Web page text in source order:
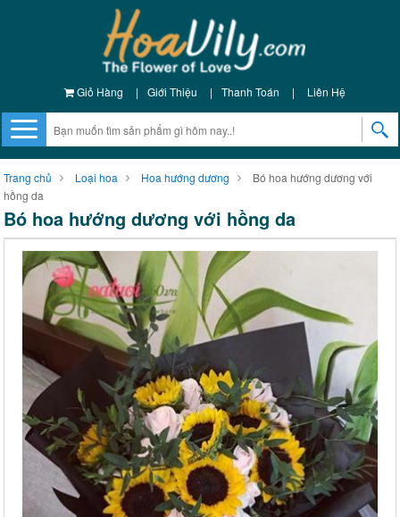
Giỏ Hàng | Giới Thiệu | Thanh Toán | Liên Hệ
Trang chủ Loại hoa Hoa hướng dương
Bó hoa hướng dương với
hồng da
Bó hoa hướng dương với hồng da